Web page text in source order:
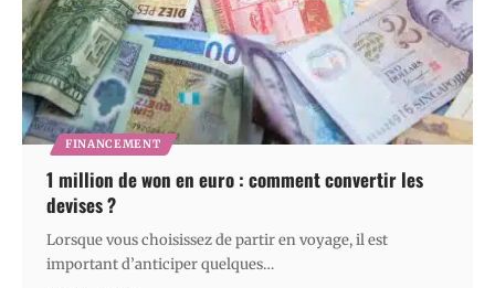
FINANCEMENT
1 million de won en euro : comment convertir les
devises ?
Lorsque vous choisissez de partir en voyage, il est
important d’anticiper quelques…